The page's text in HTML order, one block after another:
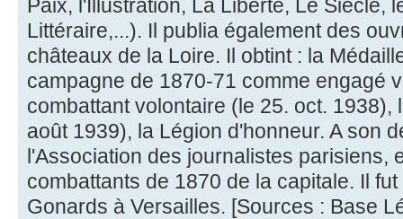
Paix, l'Illustration, La Liberté, Le Siècle,
Littéraire,...). Il publia également des
châteaux de la Loire. Il obtint : la
campagne de 1870-71 comme engagé
combattant volontaire (le 25. oct. 1938),
août 1939), la Légion d'honneur. A son
l'Association des journalistes parisiens,
combattants de 1870 de la capitale. Il
Gonards à Versailles. [Sources : Base